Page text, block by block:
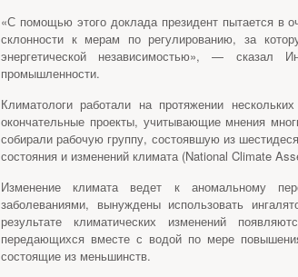
«С помощью этого доклада президент пытается в
склонности к мерам по регулированию, за
энергетической независимостью», — сказал
промышленности.
Климатологи работали на протяжении
окончательные проекты, учитывающие мнения
собирали рабочую группу, состоявшую из
состояния и изменений климата (National Climate
Изменение климата ведет к аномальному
заболеваниями, вынуждены использовать
результате климатических изменений
передающихся вместе с водой по мере
состоящие из меньшинств.